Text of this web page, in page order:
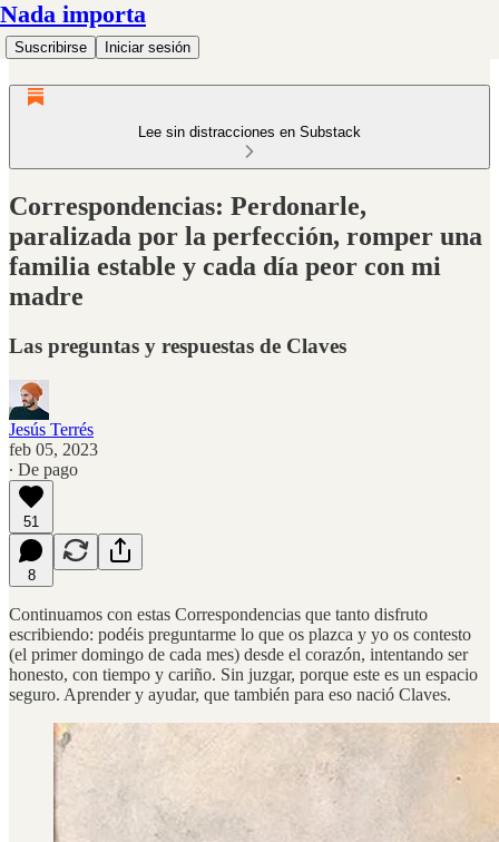
Nada importa
Suscribirse Iniciar sesión
Lee sin distracciones en Substack
Correspondencias: Perdonarle,
paralizada por la perfección, romper una
familia estable y cada día peor con mi
madre
Las preguntas y respuestas de Claves
Jesús Terrés
feb 05, 2023
∙ De pago
51
8
Continuamos con estas Correspondencias que tanto disfruto
escribiendo: podéis preguntarme lo que os plazca y yo os contesto
(el primer domingo de cada mes) desde el corazón, intentando ser
honesto, con tiempo y cariño. Sin juzgar, porque este es un espacio
seguro. Aprender y ayudar, que también para eso nació Claves.